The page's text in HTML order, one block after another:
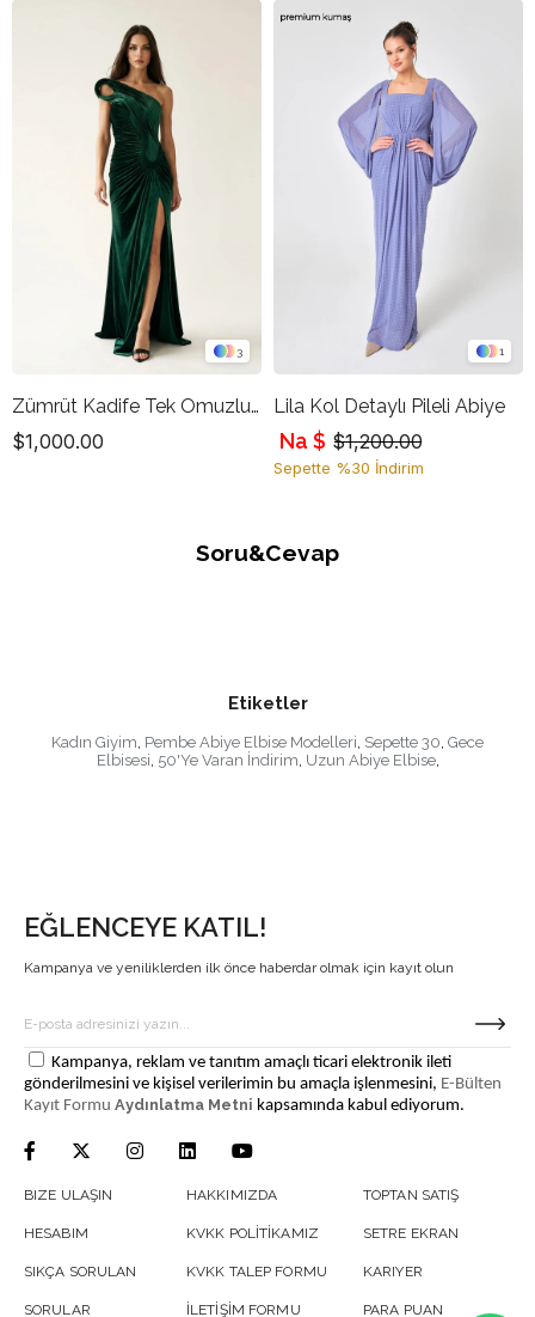
3
Zümrüt Kadife Tek Omuzlu Drapeli Uzun Abiye Elbise
$1,000.00
1
Lila Kol Detaylı Pileli Abiye
$1,200.00
Na $
Sepette %30 İndirim
Soru&Cevap
Etiketler
Kadın Giyim, Pembe Abiye Elbise Modelleri, Sepette 30, Gece
Elbisesi, 50'Ye Varan İndirim, Uzun Abiye Elbise,
EĞLENCEYE KATIL!
Kampanya ve yeniliklerden ilk önce haberdar olmak için kayıt olun
Kampanya, reklam ve tanıtım amaçlı ticari elektronik ileti
gönderilmesini ve kişisel verilerimin bu amaçla işlenmesini, E-Bülten
Kayıt Formu Aydınlatma Metni kapsamında kabul ediyorum.
BIZE ULAŞIN
HESABIM
SIKÇA SORULAN
SORULAR
HAKKIMIZDA
KVKK POLİTİKAMIZ
KVKK TALEP FORMU
İLETİŞİM FORMU
TOPTAN SATIŞ
SETRE EKRAN
KARIYER
PARA PUAN